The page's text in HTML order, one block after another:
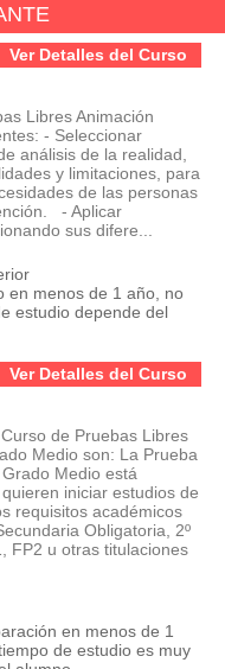
Ver Detalles del Curso
Libres Animación
- Seleccionar
análisis de la realidad,
y limitaciones, para
de las personas
- Aplicar
sus difere...
en menos de 1 año, no
estudio depende del
Ver Detalles del Curso
de Pruebas Libres
Medio son: La Prueba
Medio está
iniciar estudios de
requisitos académicos
Obligatoria, 2º
FP2 u otras titulaciones
en menos de 1
de estudio es muy